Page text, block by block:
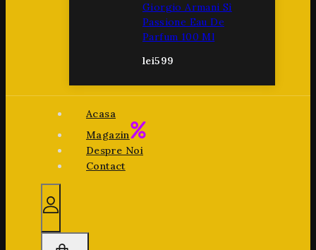
Giorgio Armani Sì
Passione Eau De
Parfum 100 Ml
lei599
Acasa
Magazin
Despre Noi
Contact